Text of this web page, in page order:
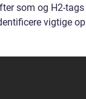
som og H2-
vigtige